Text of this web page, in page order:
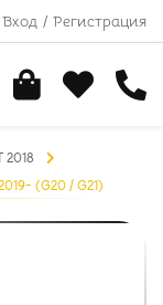
Вход / Регистрация
2018
(G20 / G21)